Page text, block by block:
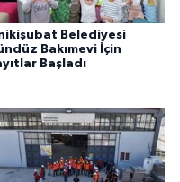
Belediyesi
Bakımevi İçin
Başladı